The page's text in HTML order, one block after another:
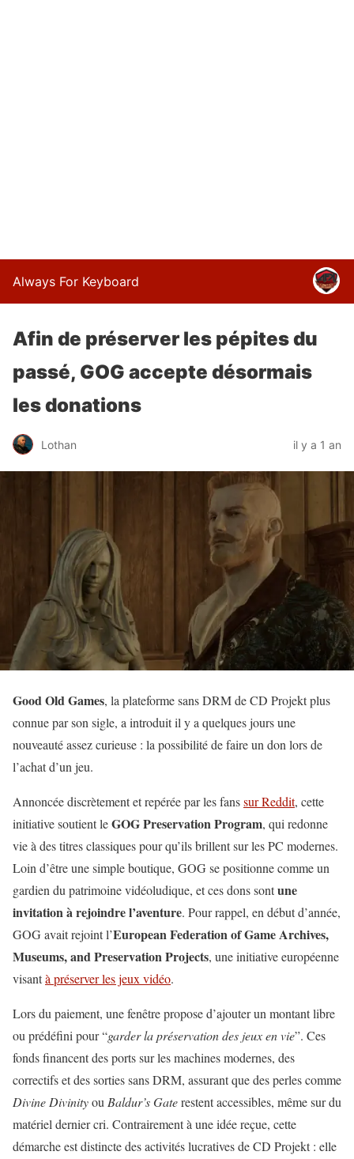
Always For Keyboard
Afin de préserver les pépites du
passé, GOG accepte désormais
les donations
Lothan il y a 1 an
Good Old Games, la plateforme sans DRM de CD Projekt plus
connue par son sigle, a introduit il y a quelques jours une
nouveauté assez curieuse : la possibilité de faire un don lors de
l’achat d’un jeu.
Annoncée discrètement et repérée par les fanssur Reddit, cette
initiative soutient leGOG Preservation Program, qui redonne
vie à des titres classiques pour qu’ils brillent sur les PC modernes.
Loin d’être une simple boutique, GOG se positionne comme un
gardien du patrimoine vidéoludique, et ces dons sontune
invitation à rejoindre l’aventure. Pour rappel, en début d’année,
GOG avait rejoint l’European Federation of Game Archives,
Museums, and Preservation Projects, une initiative européenne
visantà préserver les jeux vidéo.
Lors du paiement, une fenêtre propose d’ajouter un montant libre
ou prédéfini pour “garder la préservation des jeux en vie”. Ces
fonds financent des ports sur les machines modernes, des
correctifs et des sorties sans DRM, assurant que des perles comme
Divine Divinityou Baldur’s Gaterestent accessibles, même sur du
matériel dernier cri. Contrairement à une idée reçue, cette
démarche est distincte des activités lucratives de CD Projekt : elle